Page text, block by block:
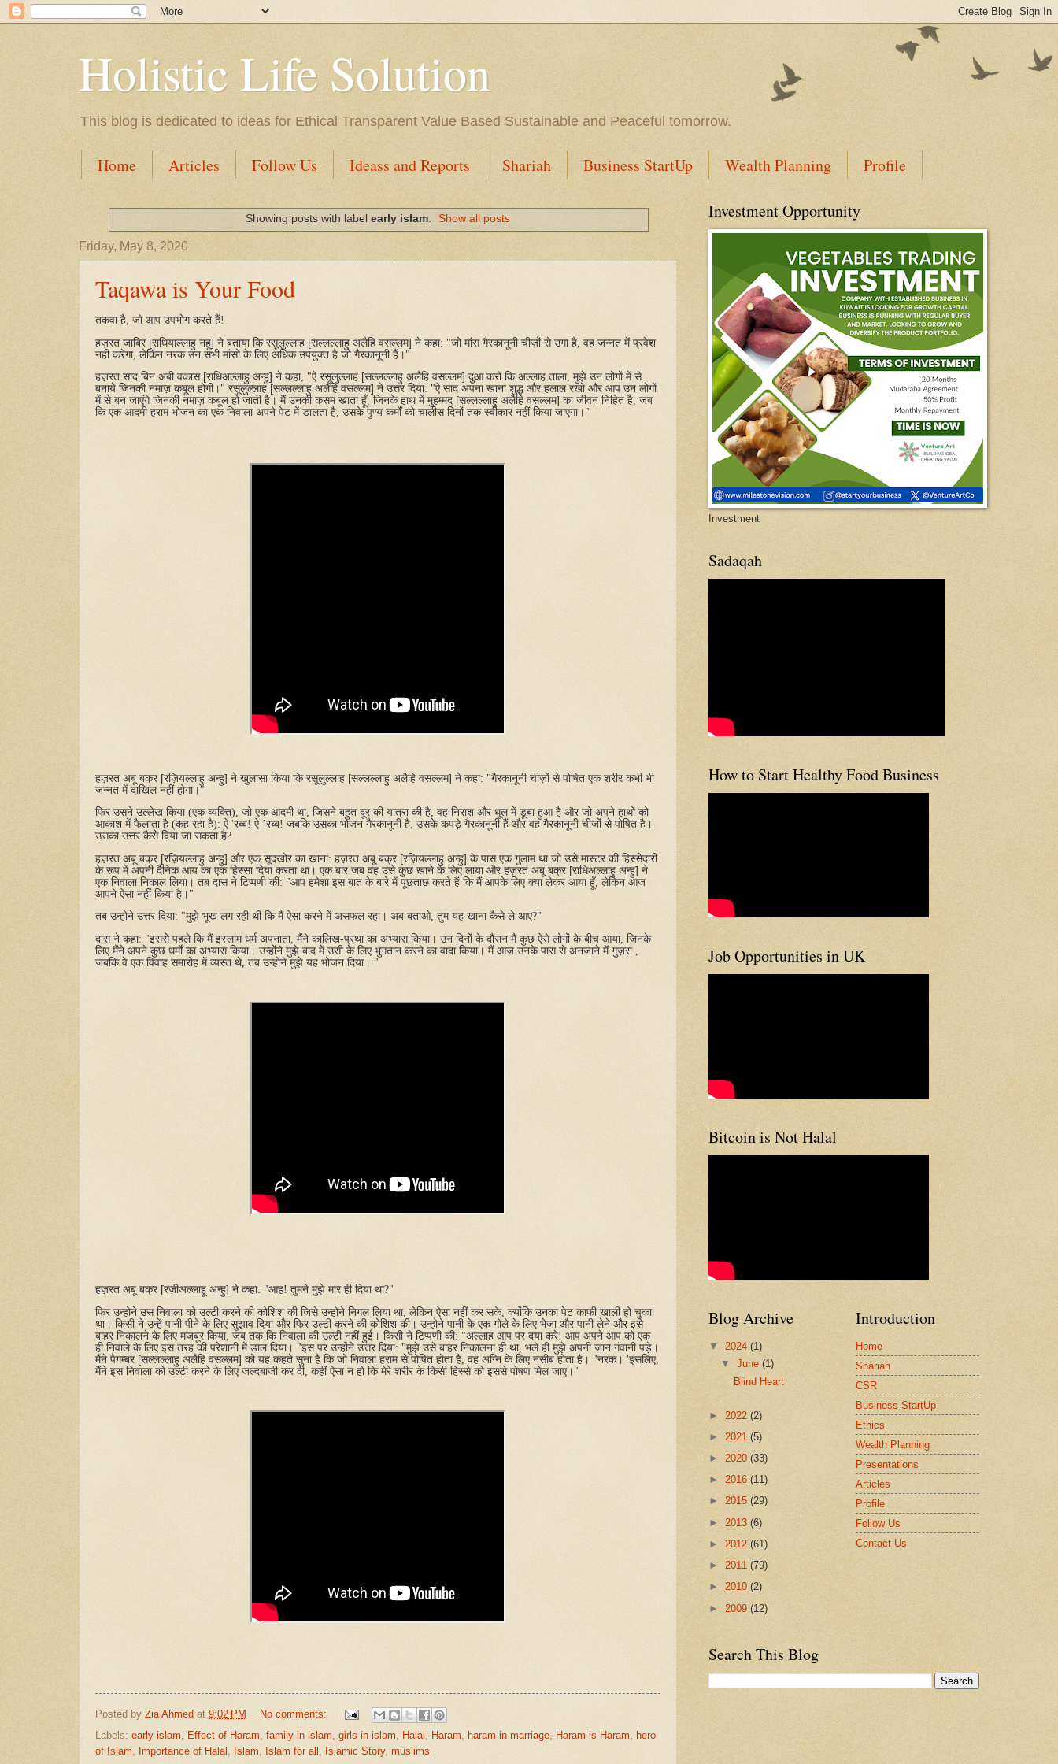
Holistic Life Solution
This blog is dedicated to ideas for Ethical Transparent Value Based Sustainable and Peaceful tomorrow.
Home Articles Follow Us Ideass and Reports Shariah Business StartUp Wealth Planning Profile
Showing posts with label early islam. Show all posts
Friday, May 8, 2020
Taqawa is Your Food
तकवा है,जो आप उपभोग करते हैं!
हज़रत जाबिर [राधियाल्लाहु नहू] ने बताया कि रसूलुल्लाह [सल्लल्लाहु अलैहि वसल्लम] ने कहा: "जो मांस गैरकानूनी चीज़ों से उगा है वह जन्नत में प्रवेश
नहीं करेगा, लेकिन नरक उन सभी मांसों के लिए अधिक उपयुक्त है जो गैरकानूनी हैं। "
हज़रत साद बिन अबी वकास [राधिअल्लाहु अन्हु] ने कहा, "ऐ रसूलुल्लाह [सल्लल्लाहु अलैहि वसल्लम]दुआ करो कि अल्लाह ताला,मुझे उन लोगों में से
बनाये जिनकी नमाज़ कबूल होगी। "रसूलुल्लाह [सल्लल्लाहु अलैहि वसल्लम] ने उत्तर दिया: "ऐ साद अपना खाना शुद्ध और हलाल रखो और आप उन लोगों
में से बन जाएंगे जिनकी नमाज़ कबूल हो जाती है। मैं उनकी कसम खाता हूँ, जिनके हाथ में मुहम्मद [सल्लल्लाहु अलैहि वसल्लम] का जीवन निहित है, जब
कि एक आदमी हराम भोजन का एक निवाला अपने पेट में डालता है,उसके पुण्य कर्मों को चालीस दिनों तक स्वीकार नहीं किया जाएगा। "
हज़रत अबू बक्र [रज़ियल्लाहु अन्हु] ने खुलासा किया कि रसूलुल्लाह [सल्लल्लाहु अलैहि वसल्लम] ने कहा: "गैरकानूनी चीज़ों से पोषित एक शरीर कभी भी
जन्नत में दाखिल नहीं होगा। "
फिर उसने उल्लेख किया(एक व्यक्ति), जो एक आदमी था, जिसने बहुत दूर की यात्रा की है,वह निराश और धूल में डूबा हुआ है और जो अपने हाथों को
आकाश में फैलाता है (कह रहा है): ऐ'रब्ब! ऐ’रब्ब! जबकि उसका भोजन गैरकानूनी है, उसके कपड़े गैरकानूनी हैं और वह गैरकानूनी चीजों से पोषित है।
उसका उत्तर कैसे दिया जा सकता है?
हज़रत अबू बक्र [रज़ियल्लाहु अन्हु] और एक सूदखोर का खाना: हज़रत अबू बक्र [रज़ियल्लाहु अन्हु] के पास एक गुलाम था जो उसे मास्टर की हिस्सेदारी
के रूप में अपनी दैनिक आय का एक हिस्सा दिया करता था। एक बार जब वह उसे कुछ खाने के लिए लाया और हज़रत अबू बक्र [राधिअल्लाहु अन्हु] ने
एक निवाला निकाल लिया। तब दास ने टिप्पणी की: "आप हमेशा इस बात के बारे में पूछताछ करते हैं कि मैं आपके लिए क्या लेकर आया हूँ लेकिन आज
आपने ऐसा नहीं किया है। "
तब उन्होने उत्तर दिया: "मुझे भूख लग रही थी कि मैं ऐसा करने में असफल रहा। अब बताओ, तुम यह खाना कैसे ले आए?"
दास ने कहा: "इससे पहले कि मैं इस्लाम धर्म अपनाता, मैंने कालिख-प्रथा का अभ्यास किया। उन दिनों के दौरान मैं कुछ ऐसे लोगों के बीच आया, जिनके
लिए मैंने अपने कुछ धर्मों का अभ्यास किया। उन्होंने मुझे बाद में उसी के लिए भुगतान करने का वादा किया। मैं आज उनके पास से अनजाने में गुज़रा,
जबकि वे एक विवाह समारोह में व्यस्त थे, तब उन्होंने मुझे यह भोजन दिया। "
हज़रत अबू बक्र [रज़ीअल्लाहू अन्हु] ने कहा: "आह! तुमने मुझे मार ही दिया था?"
फिर उन्होने उस निवाला को उल्टी करने की कोशिश की जिसे उन्होने निगल लिया था, लेकिन ऐसा नहीं कर सके,क्योंकि उनका पेट काफी खाली हो चुका
था। किसी ने उन्हें पानी पीने के लिए सुझाव दिया और फिर उल्टी करने की कोशिश की। उन्होने पानी के एक गोले के लिए भेजा और पानी लेने और इसे
बाहर निकालने के लिए मजबूर किया, जब तक कि निवाला की उल्टी नहीं हुई। किसी ने टिप्पणी की: "अल्लाह आप पर दया करे! आप अपने आप को एक
ही निवाले के लिए इस तरह की परेशानी में डाल दिया। "इस पर उन्होंने उत्तर दिया: "मुझे उसे बाहर निकालना ही था, भले ही मुझे अपनी जान गंवानी पड़े।
मैंने पैगम्बर [सल्लल्लाहु अलैहि वसल्लम] को यह कहते सुना है कि जो निवाला हराम से पोषित होता है ,वह अग्नि के लिए नसीब होता है। "नरक। 'इसलिए,
मैंने इस निवाला को उल्टी करने के लिए जल्दबाजी कर दी, कहीं ऐसा न हो कि मेरे शरीर के किसी हिस्से को इससे पोषण मिल जाए। "
Posted by Zia Ahmed at 9:02 PM
No comments:
Labels: early islam Effect of Haram family in islam girls in islam Halal Haram haram in marriage Haram is Haram hero
of Islam
Importance of Halal Islam Islam for all Islamic Story, muslims
Investment Opportunity
Investment
Sadaqah
How to Start Healthy Food Business
Job Opportunities in UK
Bitcoin is Not Halal
Blog Archive
▼ 2024 (1)
▼June(1)
Blind Heart
► 2022 (2)
► 2021 (5)
► 2020 (33)
► 2016 (11)
► 2015 (29)
► 2013 (6)
► 2012 (61)
► 2011 (79)
► 2010 (2)
► 2009 (12)
Introduction
Home
Shariah
CSR
Business StartUp
Ethics
Wealth Planning
Presentations
Articles
Profile
Follow Us
Contact Us
Search This Blog